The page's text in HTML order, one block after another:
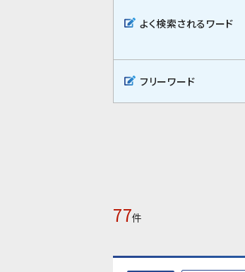
よく検索されるワード
フリーワード
77件